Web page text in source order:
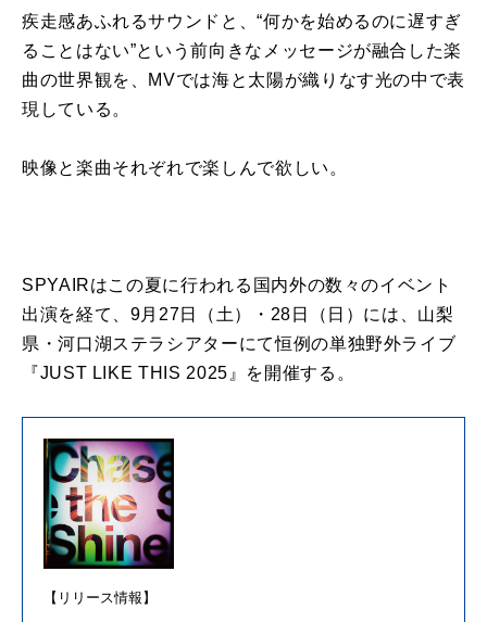
疾走感あふれるサウンドと、“何かを始めるのに遅すぎ
ることはない”という前向きなメッセージが融合した楽
曲の世界観を、 MVでは海と太陽が織りなす光の中で表
現している。
映像と楽曲それぞれで楽しんで欲しい。
SPYAIRはこの夏に行われる国内外の数々のイベント
出演を経て、 9月27 日（土）・ 28 日（日）には、山梨
県・河口湖ステラシアターにて恒例の単独野外ライブ
『 JUST LIKE THIS 2025』を開催する。
【リリース情報】